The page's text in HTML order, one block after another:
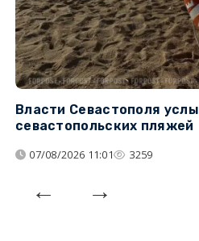
Власти Севастополя
севастопольских пляжей
07/08/2026 11:01 3259